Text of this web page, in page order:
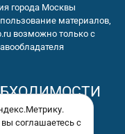
города Москвы
материалов,
возможно только с
У ВРАЧА
соглашаетесь с